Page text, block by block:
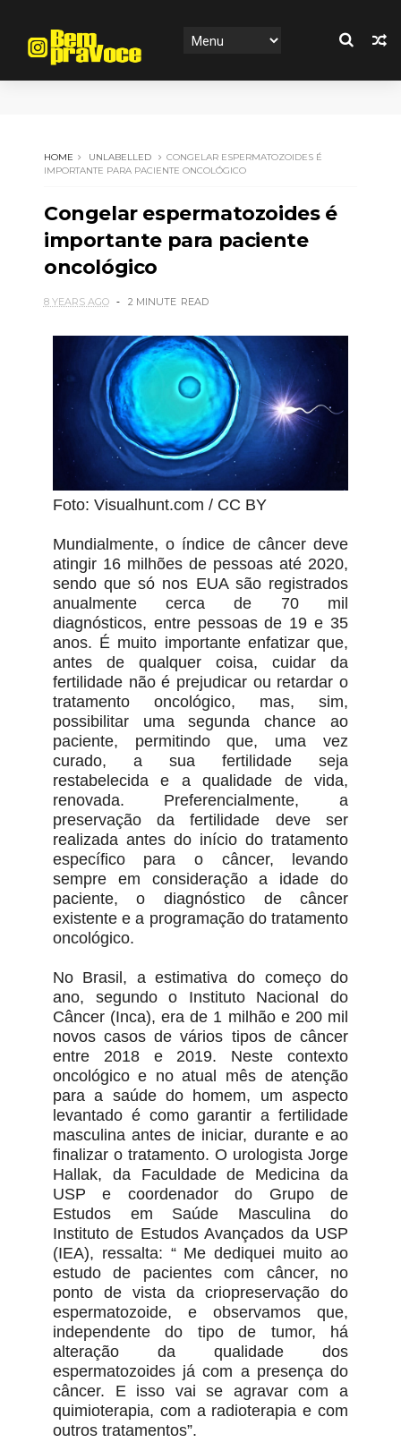
HOME UNLABELLED
CONGELAR ESPERMATOZOIDES É
IMPORTANTE PARA PACIENTE ONCOLÓGICO
Congelar espermatozoides é
importante para paciente
oncológico
8 YEARS AGO 2 MINUTE READ
Foto: Visualhunt.com / CC BY
Mundialmente, o índice de câncer deve
atingir 16 milhões de pessoas até 2020,
sendo que só nos EUA são registrados
anualmente cerca de 70 mil
diagnósticos, entre pessoas de 19 e 35
anos. É muito importante enfatizar que,
antes de qualquer coisa, cuidar da
fertilidade não é prejudicar ou retardar o
tratamento oncológico, mas, sim,
possibilitar uma segunda chance ao
paciente, permitindo que, uma vez
curado, a sua fertilidade seja
restabelecida e a qualidade de vida,
renovada. Preferencialmente, a
preservação da fertilidade deve ser
realizada antes do início do tratamento
específico para o câncer, levando
sempre em consideração a idade do
paciente, o diagnóstico de câncer
existente e a programação do tratamento
oncológico.
No Brasil, a estimativa do começo do
ano, segundo o Instituto Nacional do
Câncer (Inca), era de 1 milhão e 200 mil
novos casos de vários tipos de câncer
entre 2018 e 2019. Neste contexto
oncológico e no atual mês de atenção
para a saúde do homem, um aspecto
levantado é como garantir a fertilidade
masculina antes de iniciar, durante e ao
finalizar o tratamento. O urologista Jorge
Hallak, da Faculdade de Medicina da
USP e coordenador do Grupo de
Estudos em Saúde Masculina do
Instituto de Estudos Avançados da USP
(IEA), ressalta: “ Me dediquei muito ao
estudo de pacientes com câncer, no
ponto de vista da criopreservação do
espermatozoide, e observamos que,
independente do tipo de tumor, há
alteração da qualidade dos
espermatozoides já com a presença do
câncer. E isso vai se agravar com a
quimioterapia, com a radioterapia e com
outros tratamentos”.